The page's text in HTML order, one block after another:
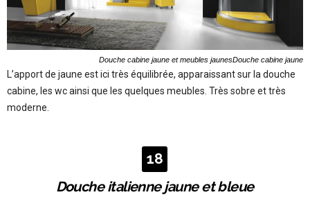
Douche cabine jaune et meubles jaunesDouche cabine jaune
L’apport de jaune est ici très équilibrée, apparaissant sur la douche
cabine, les wc ainsi que les quelques meubles. Très sobre et très
moderne.
18
Douche italienne jaune et bleue